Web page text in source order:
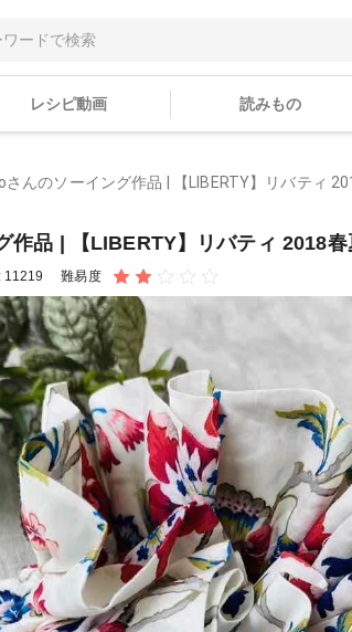
レシピ動画 読みもの
んのソーイング作品 | 【LIBERTY】リバティ
作品 | 【LIBERTY】リバティ 2018
11219 難易度